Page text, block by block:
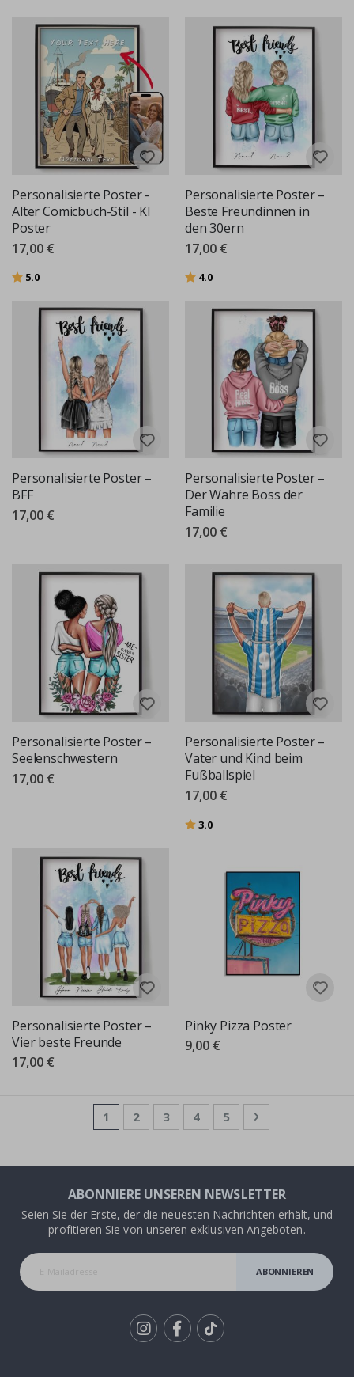
Personalisierte Poster -
Alter Comicbuch-Stil - KI
Poster
17,00 €
Bewertung:
5.0
Personalisierte Poster –
Beste Freundinnen in
den 30ern
17,00 €
Bewertung:
4.0
Personalisierte Poster –
BFF
17,00 €
Personalisierte Poster –
Der Wahre Boss der
Familie
17,00 €
Personalisierte Poster –
Seelenschwestern
17,00 €
Personalisierte Poster –
Vater und Kind beim
Fußballspiel
17,00 €
Bewertung:
3.0
Personalisierte Poster –
Vier beste Freunde
17,00 €
Pinky Pizza Poster
9,00 €
Seite
Sie lesen gerade die Seite
1 Seite
2 Seite
3 Seite
4 Seite
5 Seite
Weiter
ABONNIERE UNSEREN NEWSLETTER
Seien Sie der Erste, der die neuesten Nachrichten erhält, und
profitieren Sie von unseren exklusiven Angeboten.
ABONNIEREN